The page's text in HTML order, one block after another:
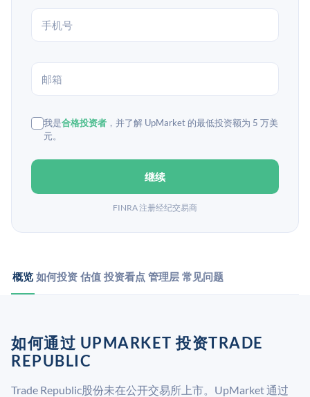
我是合格投资者 ，并了解 UpMarket 的最低投资额为 5 万美
元。
继续
FINRA 注册经纪交易商
概览 如何投资 估值 投资看点 管理层 常见问题
如何通过 UPMARKET 投资TRADE
REPUBLIC
Trade Republic股份未在公开交易所上市。UpMarket 通过